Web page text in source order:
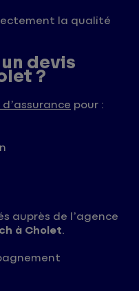
la qualité
devis
?
d’assurance pour :
auprès de l’agence
à Cholet.